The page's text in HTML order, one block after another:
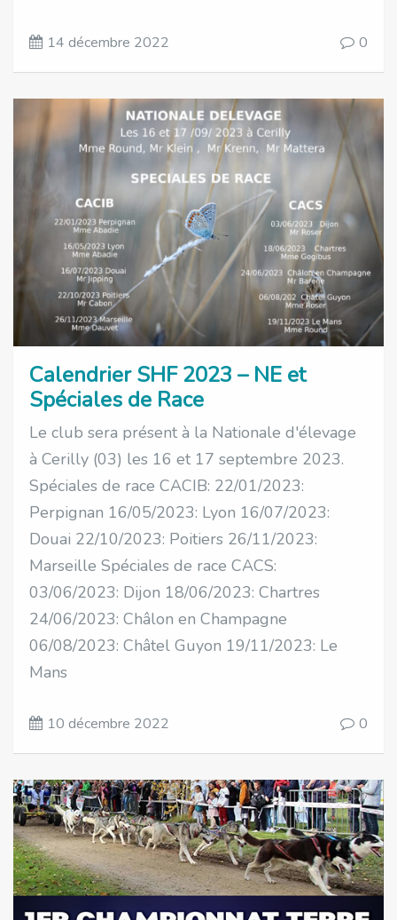
14 décembre 2022 0
Calendrier SHF 2023 – NE et
Spéciales de Race
Le club sera présent à la Nationale d'élevage
à Cerilly (03) les 16 et 17 septembre 2023.
Spéciales de race CACIB: 22/01/2023:
Perpignan 16/05/2023: Lyon 16/07/2023:
Douai 22/10/2023: Poitiers 26/11/2023:
Marseille Spéciales de race CACS:
03/06/2023: Dijon 18/06/2023: Chartres
24/06/2023: Châlon en Champagne
06/08/2023: Châtel Guyon 19/11/2023: Le
Mans
10 décembre 2022 0